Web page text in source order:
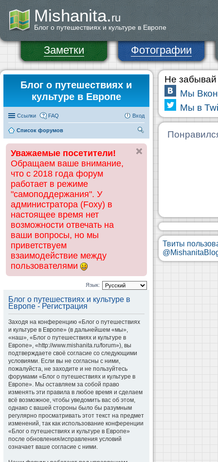
Mishanita.ru
Блог о путешествиях и культуре в Европе
Заметки Фотографии
Блог о путешествиях и
культуре в Европе
Ссылки FAQ Вход
Список форумов
ск
Уважаемые посетители!
Обращаем ваше внимание,
что с 2018 года форум
работает в режиме
"самоподдержания". У
администратора (Foxy) в
настоящее время нет
возможности отвечать на
ваши вопросы, но мы
приветствуем
взаимодействие между
пользователями
Язык:
Блог о путешествиях и культуре в
Европе - Регистрация
Заходя на конференцию «Блог о путешествиях
и культуре в Европе» (в дальнейшем «мы»,
«наш», «Блог о путешествиях и культуре в
Европе», «http://www.mishanita.ru/forum»), вы
подтверждаете своё согласие со следующими
условиями. Если вы не согласны с ними,
пожалуйста, не заходите и не пользуйтесь
форумами «Блог о путешествиях и культуре в
Европе». Мы оставляем за собой право
изменять эти правила в любое время и сделаем
всё возможное, чтобы уведомить вас об этом,
однако с вашей стороны было бы разумным
регулярно просматривать этот текст на предмет
изменений, так как использование конференции
«Блог о путешествиях и культуре в Европе»
после обновления/исправления условий
означает ваше согласие с ними.
Не забывай
Мы
Мы в
Твиты